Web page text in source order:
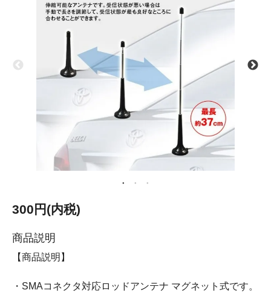
300円(内税)
商品説明
【商品説明】
・SMAコネクタ対応ロッドアンテナ マグネット式です。